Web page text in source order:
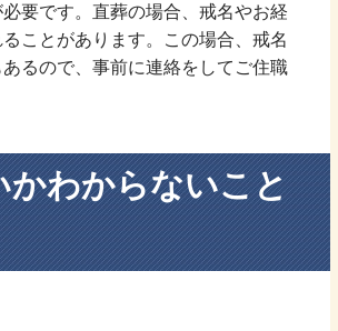
要です。直葬の場合、戒名やお経
ことがあります。この場合、戒名
るので、事前に連絡をしてご住職
かわからないこと